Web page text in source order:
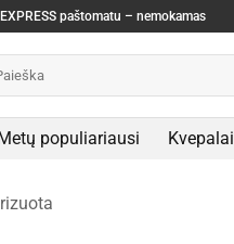
paštomatu – nemokamas
populiariausi Kvepalai